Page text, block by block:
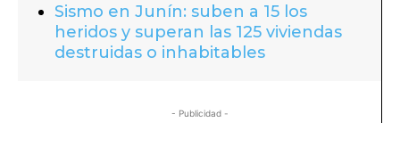
Sismo en Junín: suben a 15 los
heridos y superan las 125 viviendas
destruidas o inhabitables
- Publicidad -